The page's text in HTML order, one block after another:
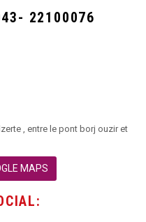
22100076
, entre le pont borj ouzir et
MAPS